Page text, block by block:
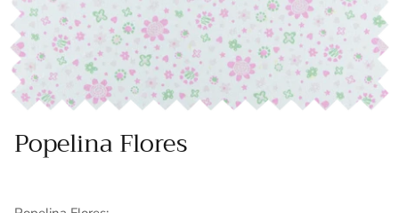
Toallas
Vinil adhesivo
Varios
Essenza - Darwin Arcos
Popelina Flores